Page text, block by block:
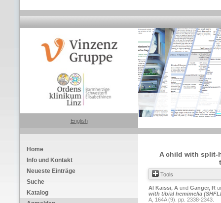
English
Home
Info und Kontakt
Neueste Einträge
Suche
Katalog
A child with split-
Tools
Al Kaissi, A und Ganger, R
with tibial hemimelia
A, 164A (9). pp. 2338-2343.